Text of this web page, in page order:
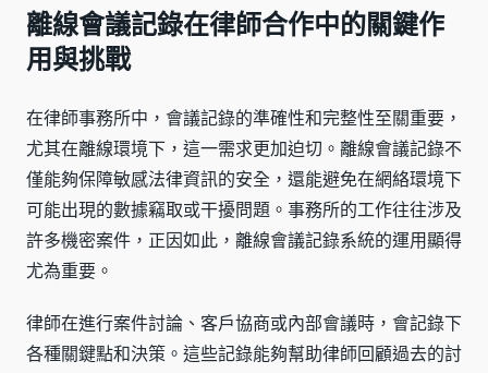
離線會議記錄在律師合作中的關鍵作
用與挑戰
在律師事務所中，會議記錄的準確性和完整性至關重要，
尤其在離線環境下，這一需求更加迫切。離線會議記錄不
僅能夠保障敏感法律資訊的安全，還能避免在網絡環境下
可能出現的數據竊取或干擾問題。事務所的工作往往涉及
許多機密案件，正因如此，離線會議記錄系統的運用顯得
尤為重要。
律師在進行案件討論、客戶協商或內部會議時，會記錄下
各種關鍵點和決策。這些記錄能夠幫助律師回顧過去的討